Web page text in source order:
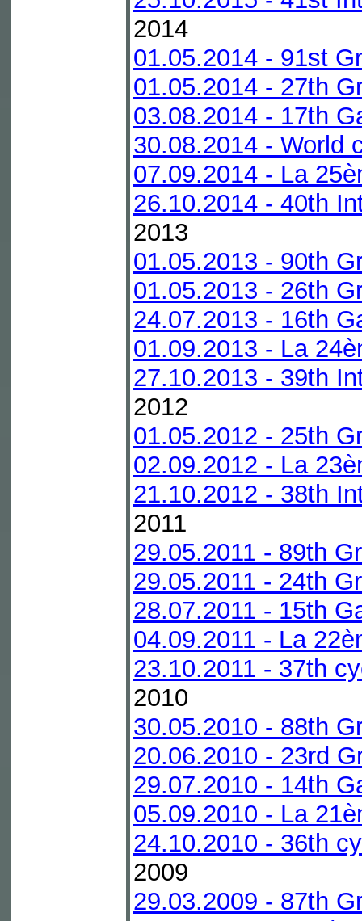
2014
01.05.2014 - 91st
01.05.2014 - 27th
03.08.2014 - 17th
30.08.2014 - World
07.09.2014 - La
26.10.2014 - 40th
2013
01.05.2013 - 90th
01.05.2013 - 26th
24.07.2013 - 16th
01.09.2013 - La
27.10.2013 - 39th
2012
01.05.2012 - 25th
02.09.2012 - La
21.10.2012 - 38th
2011
29.05.2011 - 89th
29.05.2011 - 24th
28.07.2011 - 15th
04.09.2011 - La
23.10.2011 - 37th
2010
30.05.2010 - 88th
20.06.2010 - 23rd
29.07.2010 - 14th
05.09.2010 - La
24.10.2010 - 36th
2009
29.03.2009 - 87th